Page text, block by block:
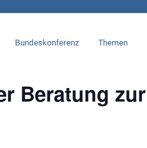
Bundeskonferenz Themen
Beratung zur